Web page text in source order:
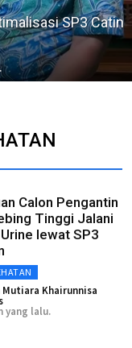
SP3 Catin
Calon Pengantin
Tinggi Jalani
lewat SP3
Mutiara Khairunnisa
yang lalu.